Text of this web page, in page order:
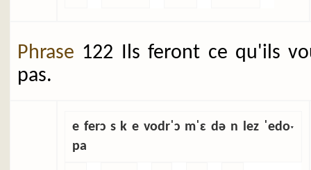
Phrase 122 Ils feront ce qu'ils
pas.
e ferɔ s k e vodrˈɔ mˈɛ də n lez ˈedoˑ
pa